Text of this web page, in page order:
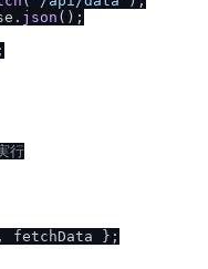
json ();
;
行
fetchData };